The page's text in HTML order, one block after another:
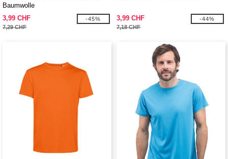
Baumwolle
3,99 CHF
7,29 CHF
-45% 3,99 CHF
7,18 CHF
-44%